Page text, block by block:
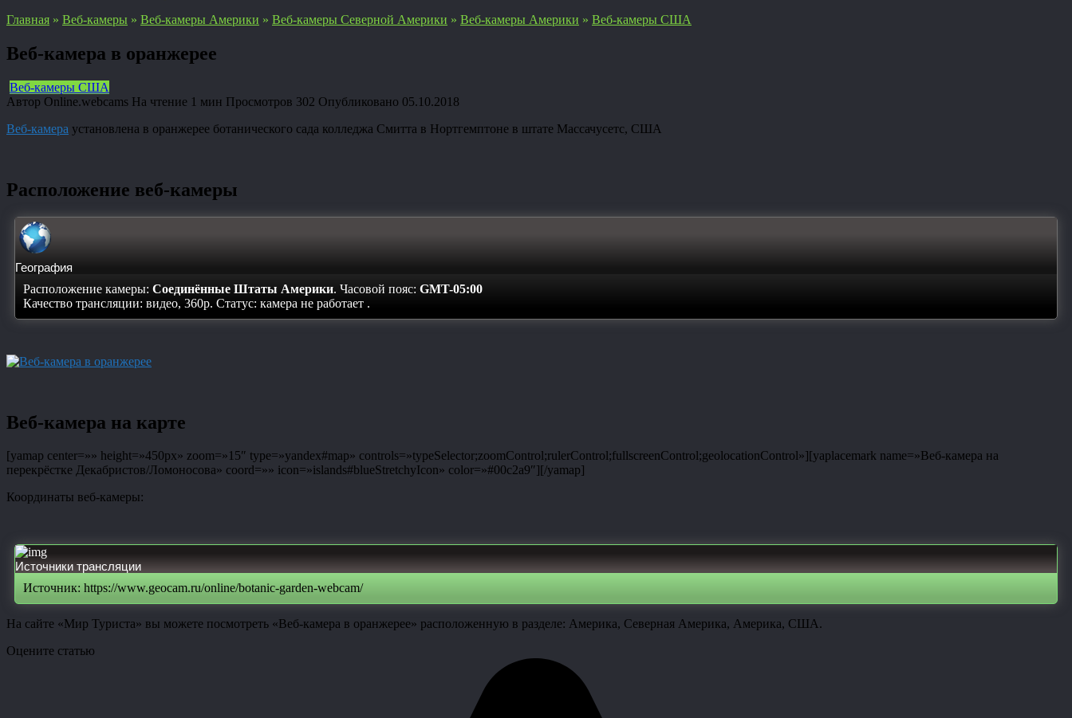
Главная » Веб-камеры » Веб-камеры Америки » Веб-камеры Северной Америки » Веб-камеры Америки » Веб-камеры США
Веб-камера в оранжерее
Веб-камеры США
Автор Online.webcams На чтение 1 мин Просмотров 302 Опубликовано 05.10.2018
Веб-камера установлена в оранжерее ботанического сада колледжа Смитта в Нортгемптоне в штате Массачусетс, США
Расположение веб-камеры
География
Расположение камеры: Соединённые Штаты Америки. Часовой пояс: GMT-05:00
Качество трансляции: видео, 360p. Статус: камера не работает .
Веб-камера на карте
[yamap center=»» height=»450px» zoom=»15″ type=»yandex#map» controls=»typeSelector;zoomControl;rulerControl;fullscreenControl;geolocationControl»][yaplacemark name=»Веб-камера на
перекрёстке Декабристов/Ломоносова» coord=»» icon=»islands#blueStretchyIcon» color=»#00c2a9″][/yamap]
Координаты веб-камеры:
Источники трансляции
Источник: https://www.geocam.ru/online/botanic-garden-webcam/
На сайте «Мир Туриста» вы можете посмотреть «Веб-камера в оранжерее» расположенную в разделе: Америка, Северная Америка, Америка, США.
Оцените статью